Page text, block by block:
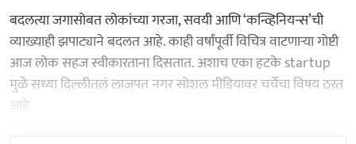
बदलत्या जगासोबत लोकांच्या गरजा, सवयी आणि ‘कन्व्हिनियन्स’ची
व्याख्याही झपाट्याने बदलत आहे. काही वर्षांपूर्वी विचित्र वाटणाऱ्या गोष्टी
आज लोक सहज स्वीकारताना दिसतात. अशाच एका हटके startup
मुळे सध्या दिल्लीतलं लाजपत नगर सोशल मीडियावर चर्चेचा विषय ठरत
आहे.